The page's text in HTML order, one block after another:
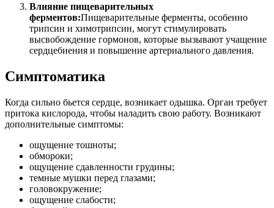
Влияние пищеварительных
ферментов:Пищеварительные ферменты, особенно
трипсин и химотрипсин, могут стимулировать
высвобождение гормонов, которые вызывают учащение
сердцебиения и повышение артериального давления.
Симптоматика
Когда сильно бьется сердце, возникает одышка. Орган требует
притока кислорода, чтобы наладить свою работу. Возникают
дополнительные симптомы:
ощущение тошноты;
обмороки;
ощущение сдавленности грудины;
темные мушки перед глазами;
головокружение;
ощущение слабости;